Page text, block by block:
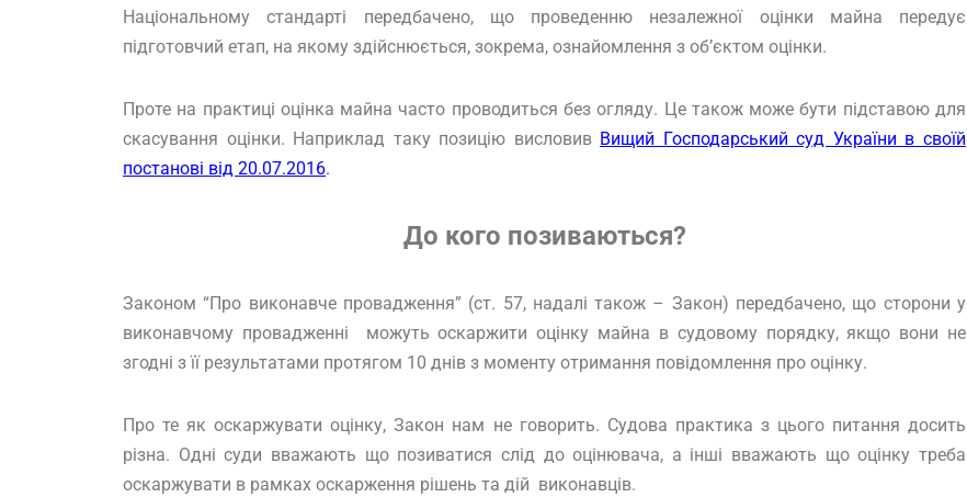
Національному стандарті передбачено, що проведенню незалежної оцінки майна передує
підготовчий етап, на якому здійснюється, зокрема, ознайомлення з об’єктом оцінки.
Проте на практиці оцінка майна часто проводиться без огляду. Це також може бути підставою для
скасування оцінки. Наприклад таку позицію висловив Вищий Господарський суд України в своїй
постанові від 20.07.2016.
До кого позиваються?
Законом “Про виконавче провадження” (ст. 57, надалі також – Закон) передбачено, що сторони у
виконавчому провадженні можуть оскаржити оцінку майна в судовому порядку, якщо вони не
згодні з її результатами протягом 10 днів з моменту отримання повідомлення про оцінку.
Про те як оскаржувати оцінку, Закон нам не говорить. Судова практика з цього питання досить
різна. Одні суди вважають що позиватися слід до оцінювача, а інші вважають що оцінку треба
оскаржувати в рамках оскарження рішень та дій виконавців.